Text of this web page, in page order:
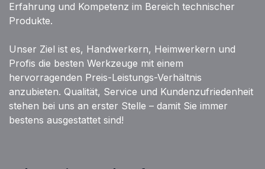
Erfahrung und Kompetenz im Bereich technischer
Produkte.
Unser Ziel ist es, Handwerkern, Heimwerkern und
Profis die besten Werkzeuge mit einem
hervorragenden Preis-Leistungs-Verhältnis
anzubieten. Qualität, Service und Kundenzufriedenheit
stehen bei uns an erster Stelle – damit Sie immer
bestens ausgestattet sind!